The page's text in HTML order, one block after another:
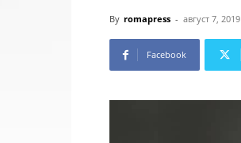
By romapress - август 7, 2019
Facebook